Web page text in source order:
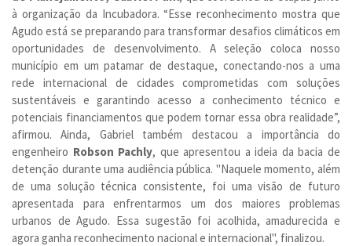
à organização da Incubadora. “Esse reconhecimento mostra que
Agudo está se preparando para transformar desafios climáticos em
oportunidades de desenvolvimento. A seleção coloca nosso
município em um patamar de destaque, conectando-nos a uma
rede internacional de cidades comprometidas com soluções
sustentáveis e garantindo acesso a conhecimento técnico e
potenciais financiamentos que podem tornar essa obra realidade”,
afirmou. Ainda, Gabriel também destacou a importância do
engenheiro Robson Pachly, que apresentou a ideia da bacia de
detenção durante uma audiência pública. "Naquele momento, além
de uma solução técnica consistente, foi uma visão de futuro
apresentada para enfrentarmos um dos maiores problemas
urbanos de Agudo. Essa sugestão foi acolhida, amadurecida e
agora ganha reconhecimento nacional e internacional", finalizou.